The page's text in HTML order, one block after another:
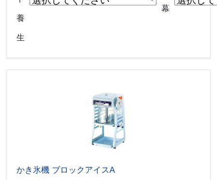
養
生
幕
かき氷機 ブロックアイスA